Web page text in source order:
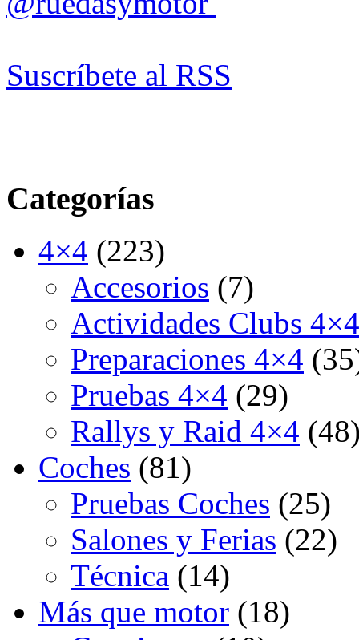
Suscríbete al RSS
Categorías
4×4 (223)
Accesorios (7)
Actividades Clubs 4×4
Preparaciones 4×4
Pruebas 4×4 (29)
Rallys y Raid 4×4
Coches (81)
Pruebas Coches (25)
Salones y Ferias (22)
Técnica (14)
Más que motor (18)